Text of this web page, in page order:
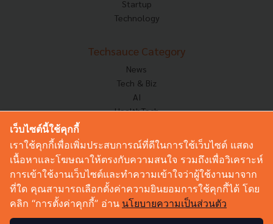
Startup
Technology
Techsauce Category
News
Tech & Biz
AI
HealthTech
Corp Innov
Saucy Thoughts
Sustainable
Videos
Podcast
เว็บไซต์นี้ใช้คุกกี้
เราใช้คุกกี้เพื่อเพิ่มประสบการณ์ที่ดีในการใช้เว็บไซต์ แสดง
เนื้อหาและโฆษณาให้ตรงกับความสนใจ รวมถึงเพื่อวิเคราะห์
การเข้าใช้งานเว็บไซต์และทำความเข้าใจว่าผู้ใช้งานมาจาก
ที่ใด คุณสามารถเลือกตั้งค่าความยินยอมการใช้คุกกี้ได้ โดย
คลิก “การตั้งค่าคุกกี้” อ่าน นโยบายความเป็นส่วนตัว